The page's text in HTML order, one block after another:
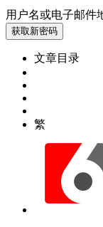
用户名或电子邮件
文章目录
繁